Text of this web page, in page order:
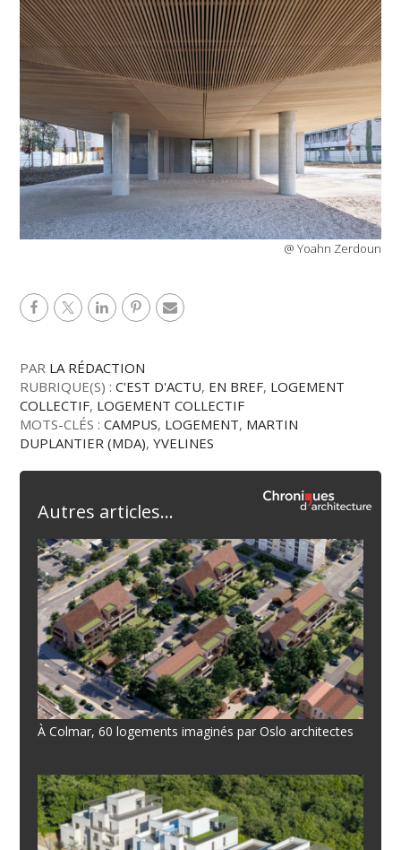
@ Yoahn Zerdoun
PAR LA RÉDACTION
RUBRIQUE(S) :C'EST D'ACTU, EN BREF, LOGEMENT
COLLECTIF, LOGEMENT COLLECTIF
MOTS-CLÉS :CAMPUS, LOGEMENT, MARTIN
DUPLANTIER (MDA),YVELINES
Autres articles...
À Colmar, 60 logements imaginés par Oslo architectes